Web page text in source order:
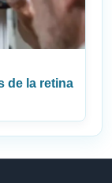
de la retina